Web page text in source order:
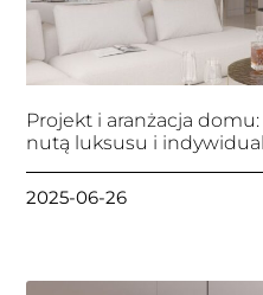
Projekt i aranżacja
nutą luksusu i
2025-06-26